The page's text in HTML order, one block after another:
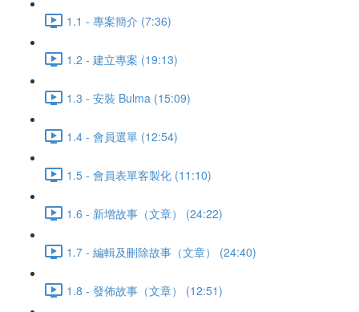
1.1 - 專案簡介 (7:36)
1.2 - 建立專案 (19:13)
1.3 - 安裝 Bulma (15:09)
1.4 - 會員選單 (12:54)
1.5 - 會員表單客製化 (11:10)
1.6 - 新增故事（文章） (24:22)
1.7 - 編輯及刪除故事（文章） (24:40)
1.8 - 發佈故事（文章） (12:51)